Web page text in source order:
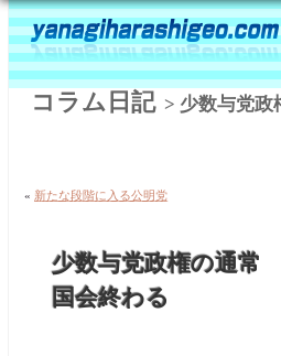
コラム日記> 少数与党政
« 新たな段階に入る公明党
少数与党政権の通常
国会終わる